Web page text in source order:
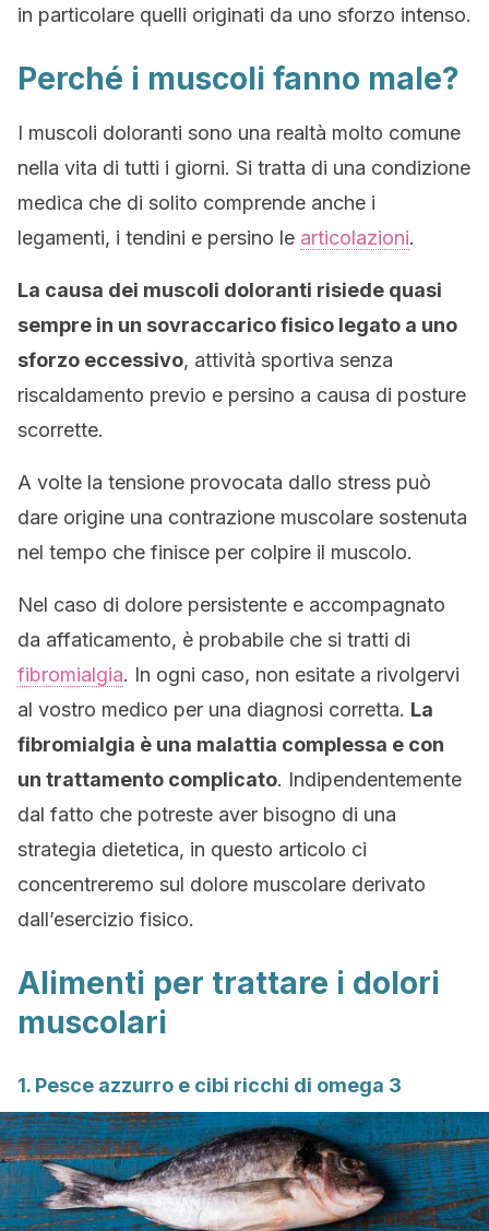
in particolare quelli originati da uno sforzo intenso.
Perché i muscoli fanno male?
I muscoli doloranti sono una realtà molto comune
nella vita di tutti i giorni. Si tratta di una condizione
medica che di solito comprende anche i
legamenti, i tendini e persino le articolazioni.
La causa dei muscoli doloranti risiede quasi
sempre in un sovraccarico fisico legato a uno
sforzo eccessivo, attività sportiva senza
riscaldamento previo e persino a causa di posture
scorrette.
A volte la tensione provocata dallo stress può
dare origine una contrazione muscolare sostenuta
nel tempo che finisce per colpire il muscolo.
Nel caso di dolore persistente e accompagnato
da affaticamento, è probabile che si tratti di
fibromialgia. In ogni caso, non esitate a rivolgervi
al vostro medico per una diagnosi corretta. La
fibromialgia è una malattia complessa e con
un trattamento complicato. Indipendentemente
dal fatto che potreste aver bisogno di una
strategia dietetica, in questo articolo ci
concentreremo sul dolore muscolare derivato
dall’esercizio fisico.
Alimenti per trattare i dolori
muscolari
1. Pesce azzurro e cibi ricchi di omega 3